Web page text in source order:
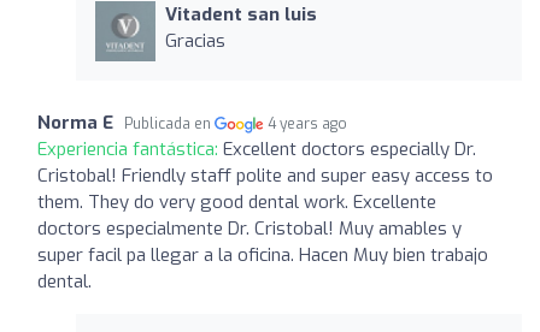
Vitadent san luis
Gracias
Norma E Publicada en 4 years ago
Experiencia fantástica: Excellent doctors especially Dr.
Cristobal! Friendly staff polite and super easy access to
them. They do very good dental work. Excellente
doctors especialmente Dr. Cristobal! Muy amables y
super facil pa llegar a la oficina. Hacen Muy bien trabajo
dental.